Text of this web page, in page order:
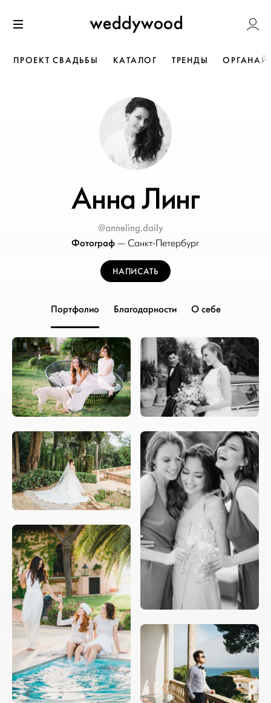
к содержанию
Weddywood
ПРОЕКТ СВАДЬБЫ КАТАЛОГ ТРЕНДЫ
Анна Линг
@anneling.daily
Фотограф— Санкт-Петербург
НАПИСАТЬ
Портфолио Благодарности О себе